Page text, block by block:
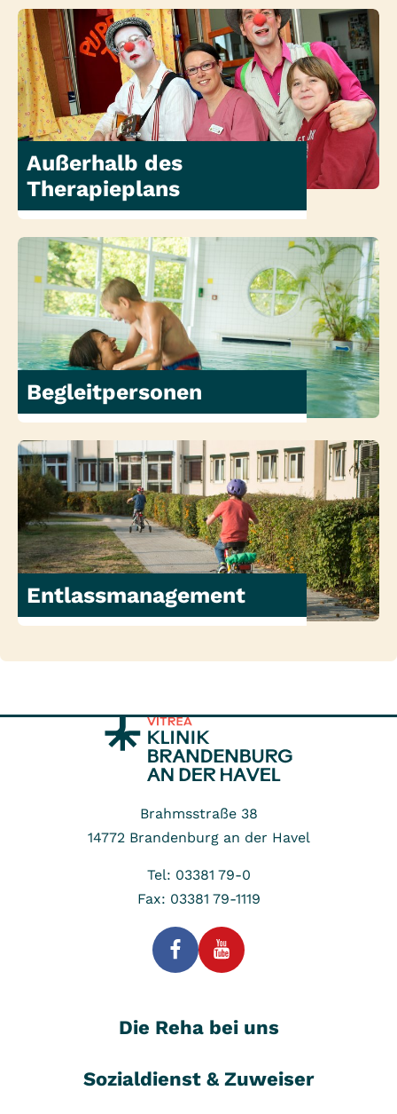
Außerhalb des
Therapieplans
Begleitpersonen
Entlassmanagement
Brahmsstraße 38
14772 Brandenburg an der Havel
Tel: 03381 79-0
Fax: 03381 79-1119
Die Reha bei uns
Sozialdienst & Zuweiser